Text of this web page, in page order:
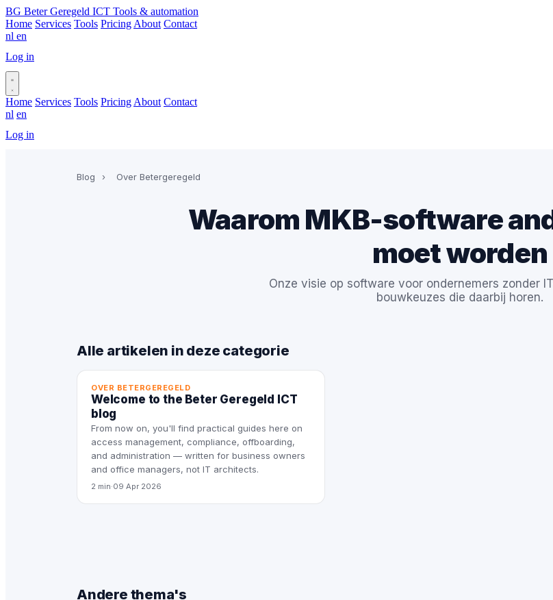
BG Beter Geregeld ICT Tools & automation
Home Services Tools Pricing About Contact
nl en
Log in
Home Services Tools Pricing About Contact
nl en
Log in
Blog › Over Betergeregeld
Waarom MKB-software
moet worden
Onze visie op software voor ondernemers zonder
bouwkeuzes die daarbij horen.
Alle artikelen in deze categorie
OVER BETERGEREGELD
Welcome to the Beter Geregeld ICT
blog
From now on, you'll find practical guides here on
access management, compliance, offboarding,
and administration — written for business owners
and office managers, not IT architects.
2 min·09 Apr 2026
Andere thema's